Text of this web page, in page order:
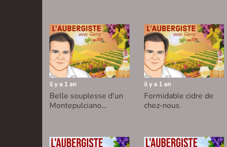
il y a 1 an
Belle souplesse d'un
Montepulciano
il y a 1 an
Formidable cidre de
chez-nous.